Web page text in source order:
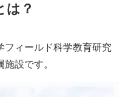
は？
フィールド科学教育研究
設です。